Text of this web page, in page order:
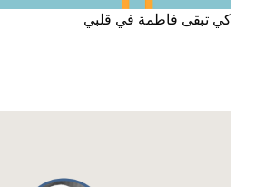
كي تبقى فاطمة في قلبي